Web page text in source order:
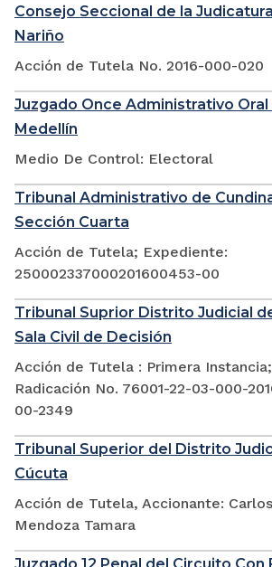
Consejo Seccional de la
Nariño
Acción de Tutela No. 2016-000-020
Juzgado Once Administrativo Oral
Medellín
Medio De Control: Electoral
Tribunal Administrativo de
Sección Cuarta
Acción de Tutela; Expediente:
250002337000201600453-00
Tribunal Suprior Distrito Judicial
Sala Civil de Decisión
Acción de Tutela : Primera Instancia;
Radicación No. 76001-22-03-000-
00-2349
Tribunal Superior del Distrito
Cúcuta
Acción de Tutela, Accionante:
Mendoza Tamara